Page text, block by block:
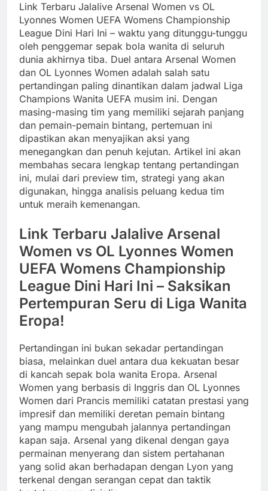
Link Terbaru Jalalive Arsenal Women vs OL
Lyonnes Women UEFA Womens Championship
League Dini Hari Ini – waktu yang ditunggu-tunggu
oleh penggemar sepak bola wanita di seluruh
dunia akhirnya tiba. Duel antara Arsenal Women
dan OL Lyonnes Women adalah salah satu
pertandingan paling dinantikan dalam jadwal Liga
Champions Wanita UEFA musim ini. Dengan
masing-masing tim yang memiliki sejarah panjang
dan pemain-pemain bintang, pertemuan ini
dipastikan akan menyajikan aksi yang
menegangkan dan penuh kejutan. Artikel ini akan
membahas secara lengkap tentang pertandingan
ini, mulai dari preview tim, strategi yang akan
digunakan, hingga analisis peluang kedua tim
untuk meraih kemenangan.
Link Terbaru Jalalive Arsenal
Women vs OL Lyonnes Women
UEFA Womens Championship
League Dini Hari Ini – Saksikan
Pertempuran Seru di Liga Wanita
Eropa!
Pertandingan ini bukan sekadar pertandingan
biasa, melainkan duel antara dua kekuatan besar
di kancah sepak bola wanita Eropa. Arsenal
Women yang berbasis di Inggris dan OL Lyonnes
Women dari Prancis memiliki catatan prestasi yang
impresif dan memiliki deretan pemain bintang
yang mampu mengubah jalannya pertandingan
kapan saja. Arsenal yang dikenal dengan gaya
permainan menyerang dan sistem pertahanan
yang solid akan berhadapan dengan Lyon yang
terkenal dengan serangan cepat dan taktik